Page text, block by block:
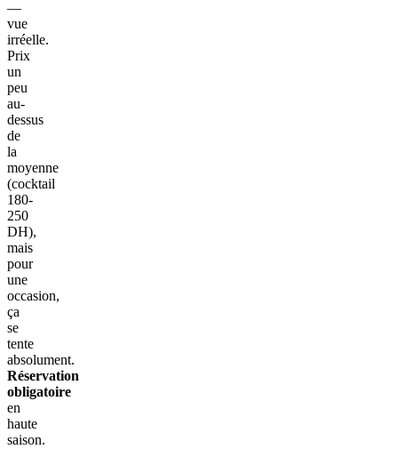
—
vue
irréelle.
Prix
un
peu
au-
dessus
de
la
moyenne
(cocktail
180-
250
DH),
mais
pour
une
occasion,
ça
se
tente
absolument.
Réservation
obligatoire
en
haute
saison.